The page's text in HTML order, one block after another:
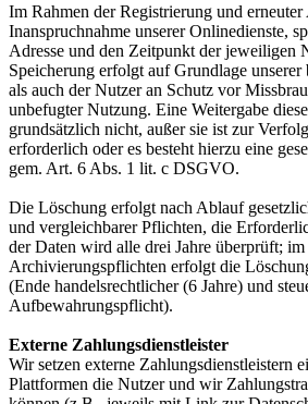
Im Rahmen der Registrierung und
Inanspruchnahme unserer Onlinedienste,
Adresse und den Zeitpunkt der jeweiligen
Speicherung erfolgt auf Grundlage unserer
als auch der Nutzer an Schutz vor
unbefugter Nutzung. Eine Weitergabe
grundsätzlich nicht, außer sie ist zur
erforderlich oder es besteht hierzu eine
gem. Art. 6 Abs. 1 lit. c DSGVO.
Die Löschung erfolgt nach Ablauf
und vergleichbarer Pflichten, die
der Daten wird alle drei Jahre überprüft;
Archivierungspflichten erfolgt die
(Ende handelsrechtlicher (6 Jahre) und
Aufbewahrungspflicht).
Externe Zahlungsdienstleister
Wir setzen externe Zahlungsdienstleistern
Plattformen die Nutzer und wir